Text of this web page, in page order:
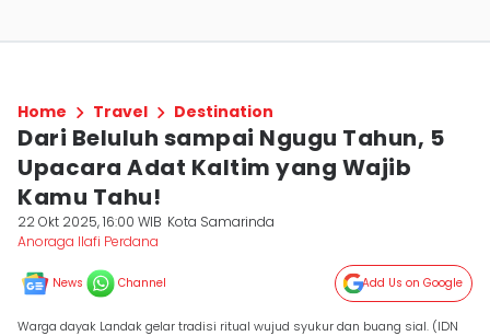
Home Travel Destination
Dari Beluluh sampai Ngugu Tahun, 5
Upacara Adat Kaltim yang Wajib
Kamu Tahu!
22 Okt 2025, 16:00 WIB Kota Samarinda
Anoraga Ilafi Perdana
News Channel Add Us on Google
Warga dayak Landak gelar tradisi ritual wujud syukur dan buang sial. (IDN